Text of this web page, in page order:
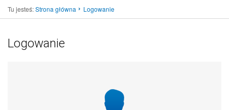
Tu jesteś:Strona główna Logowanie
Logowanie